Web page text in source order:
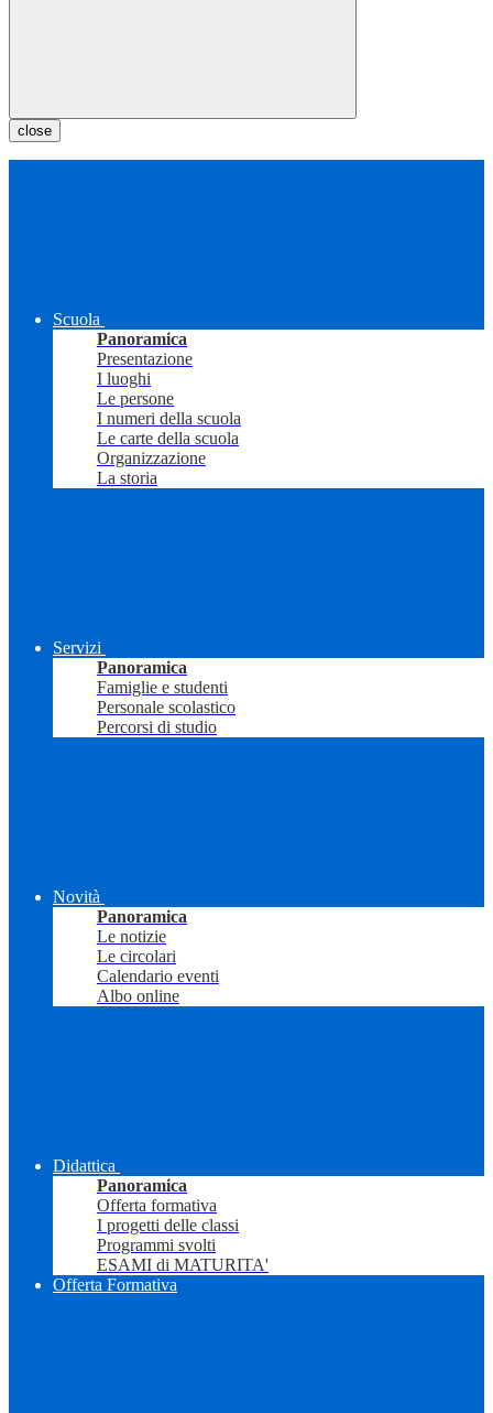
close
Scuola
Panoramica
Presentazione
I luoghi
Le persone
I numeri della scuola
Le carte della scuola
Organizzazione
La storia
Servizi
Panoramica
Famiglie e studenti
Personale scolastico
Percorsi di studio
Novità
Panoramica
Le notizie
Le circolari
Calendario eventi
Albo online
Didattica
Panoramica
Offerta formativa
I progetti delle classi
Programmi svolti
ESAMI di MATURITA'
Offerta Formativa